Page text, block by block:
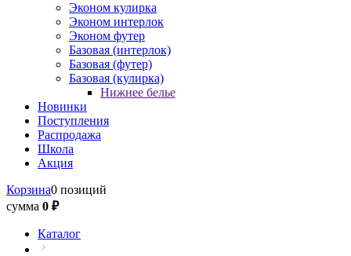
Эконом кулирка
Эконом интерлок
Эконом футер
Базовая (интерлок)
Базовая (футер)
Базовая (кулирка)
Нижнее белье
Новинки
Поступления
Распродажа
Школа
Акция
Корзина0 позиций
сумма 0 ₽
Каталог